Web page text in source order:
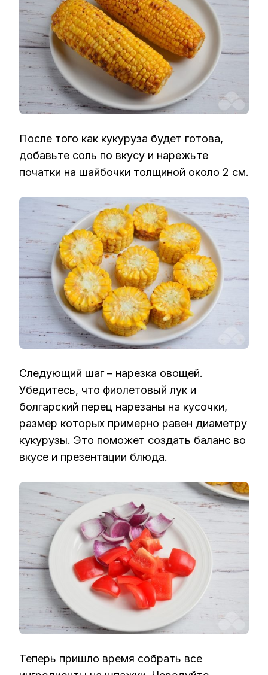
После того как кукуруза будет готова,
добавьте соль по вкусу и нарежьте
початки на шайбочки толщиной около 2 см.
Следующий шаг – нарезка овощей.
Убедитесь, что фиолетовый лук и
болгарский перец нарезаны на кусочки,
размер которых примерно равен диаметру
кукурузы. Это поможет создать баланс во
вкусе и презентации блюда.
Теперь пришло время собрать все